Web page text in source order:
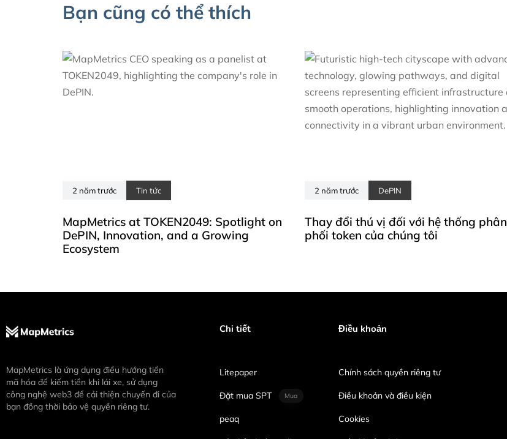
Bạn cũng có thể thích
2 năm trước Tin tức
MapMetrics at TOKEN2049: Spotlight on
DePIN, Innovation, and a Growing
Ecosystem
2 năm trước DePIN
Thay đổi thú vị đối với hệ thống phân
phối token của chúng tôi
MapMetrics là ứng dụng điều hướng tiền
mã hóa để kiếm tiền khi lái xe, sử dụng
công nghệ web3 để cải thiện chuyến đi của
bạn đồng thời bảo vệ quyền riêng tư.
Chi tiết
Litepaper
Đặt mua SPT Mua
peaq
Điều khoản
Chính sách quyền riêng tư
Điều khoản và điều kiện
Cookies